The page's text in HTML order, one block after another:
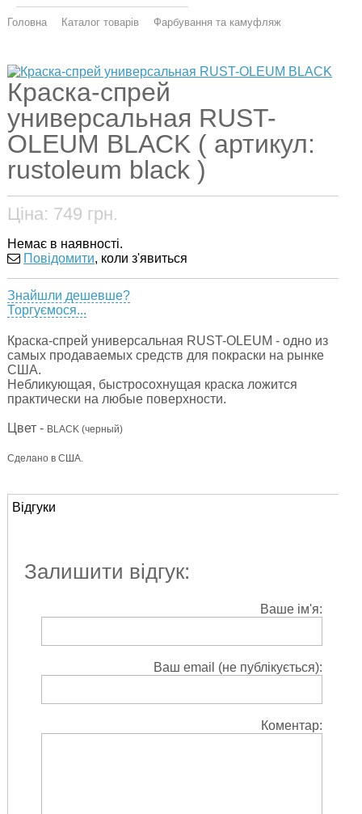
Головна Каталог товарів Фарбування та камуфляж
Краска-спрей
универсальная RUST-
OLEUM BLACK ( артикул:
rustoleum black )
Ціна: 749 грн.
Немає в наявності.
Повідомити, коли з'явиться
Знайшли дешевше?
Торгуємося...
Краска-спрей универсальная RUST-OLEUM - одно из
самых продаваемых средств для покраски на рынке
США.
Небликующая, быстросохнущая краска ложится
практически на любые поверхности.
Цвет - BLACK (черный)
Сделано в США.
Відгуки
Залишити відгук:
Ваше ім'я:
Ваш email (не публікується):
Коментар: